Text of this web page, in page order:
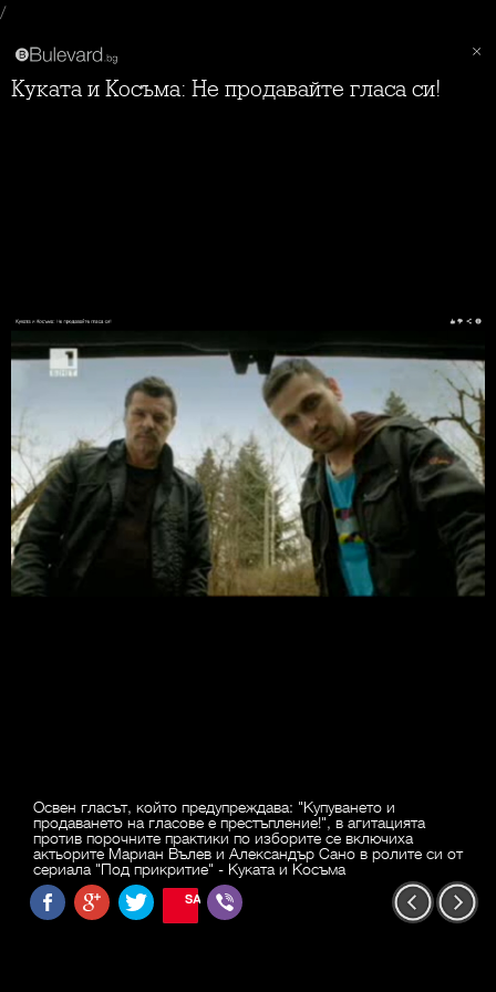
/
Куката и Косъма: Не продавайте гласа си!
Освен гласът, който предупреждава: "Купуването и
продаването на гласове е престъпление!", в агитацията
против порочните практики по изборите се включиха
актьорите Мариан Вълев и Александър Сано в ролите си от
сериала "Под прикритие" - Куката и Косъма
SAVE